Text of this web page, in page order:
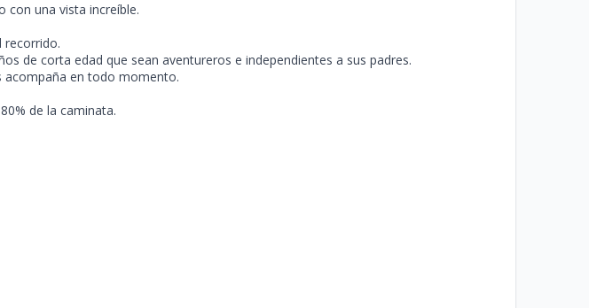
con una vista increíble.
recorrido.
de corta edad que sean aventureros e independientes a sus padres.
acompaña en todo momento.
de la caminata.